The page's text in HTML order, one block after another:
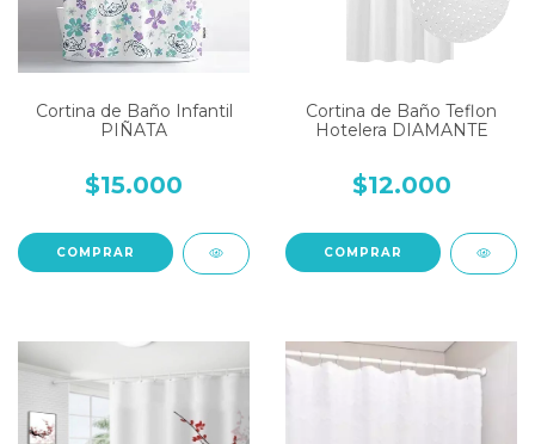
Cortina de Baño Infantil
PIÑATA
$15.000
COMPRAR
Cortina de Baño Teflon
Hotelera DIAMANTE
$12.000
COMPRAR